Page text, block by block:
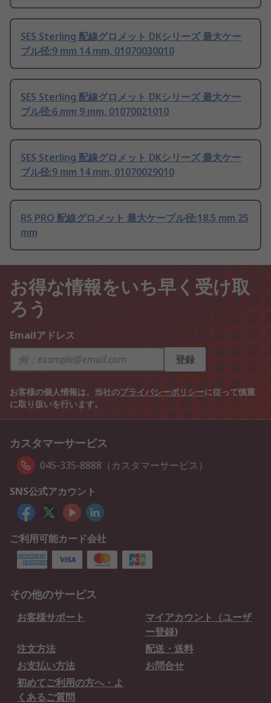
SES Sterling 配線グロメット DKシリーズ 最大ケー
ブル径:9 mm 14 mm, 01070030010
SES Sterling 配線グロメット DKシリーズ 最大ケー
ブル径:6 mm 9 mm, 01070021010
SES Sterling 配線グロメット DKシリーズ 最大ケー
ブル径:9 mm 14 mm, 01070029010
RS PRO 配線グロメット 最大ケーブル径:18.5 mm 25
mm
お得な情報をいち早く受け取
ろう
Emailアドレス
登録
お客様の個人情報は、当社のプライバシーポリシーに従って慎重
に取り扱いを行います。
カスタマーサービス
045-335-8888（カスタマーサービス）
SNS公式アカウント
ご利用可能カード会社
その他のサービス
お客様サポート
マイアカウント（ユーザ
ー登録)
注文方法
配送・送料
お支払い方法
お問合せ
初めてご利用の方へ・よ
くあるご質問